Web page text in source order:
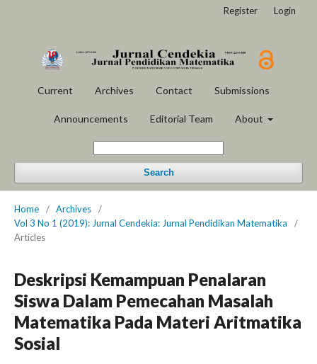
Current Archives Contact Submissions
Announcements Editorial Team About
Search
Register Login
Home / Archives
/
Vol 3 No 1 (2019): Jurnal Cendekia: Jurnal Pendidikan Matematika
/
Articles
Deskripsi Kemampuan Penalaran
Siswa Dalam Pemecahan Masalah
Matematika Pada Materi Aritmatika
Sosial